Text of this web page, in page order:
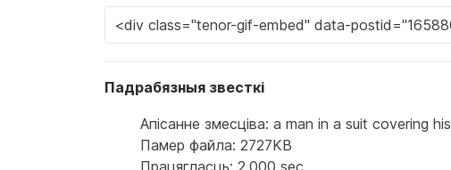
Падрабязныя звесткі
Апісанне змесціва: a man in a suit covering
Памер файла: 2727KB